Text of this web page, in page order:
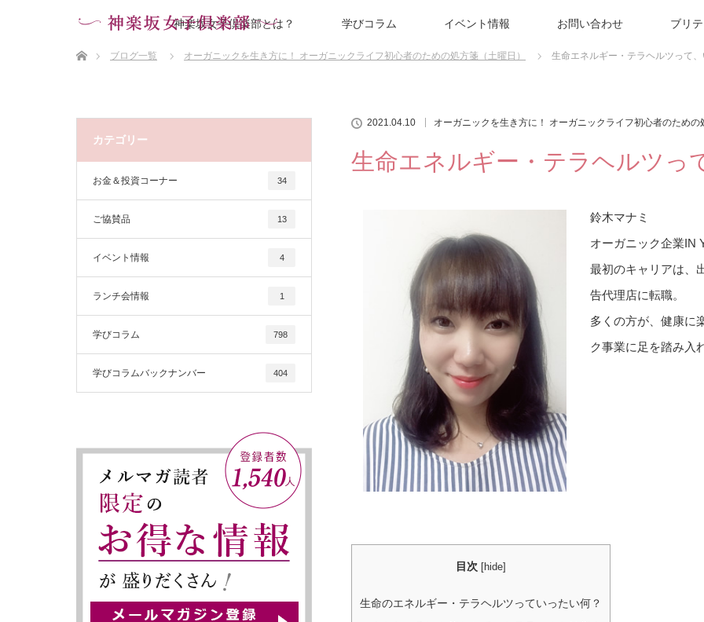
神楽坂女子倶楽部とは？ 学びコラム イベント情報 お問い合わせ ブリ
ブログ一覧
オーガニックを生き方に！ オーガニックライフ初心者のための処方箋（土曜日） 生命エネルギー・テラヘルツって
2021.04.10 オーガニックを生き方に！ オーガニックライフ初心者のための
生命エネルギー・テラヘルツっ
鈴木マナミ
オーガニック企業IN
最初のキャリアは、
告代理店に転職。
多くの方が、健康に
ク事業に足を踏み入
目次 [hide]
生命のエネルギー・テラヘルツっていったい何？
カテゴリー
お金＆投資コーナー 34
ご協賛品 13
イベント情報 4
ランチ会情報 1
学びコラム 798
学びコラムバックナンバー 404